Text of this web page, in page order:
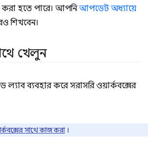
করা হতে পারে। আপনিআপডেট অধ্যায়ে
শিখবেন।
খেলুন
ল্যাব ব্যবহার করে সরাসরি ওয়ার্কবক্সের
সাথে কাজ করা।